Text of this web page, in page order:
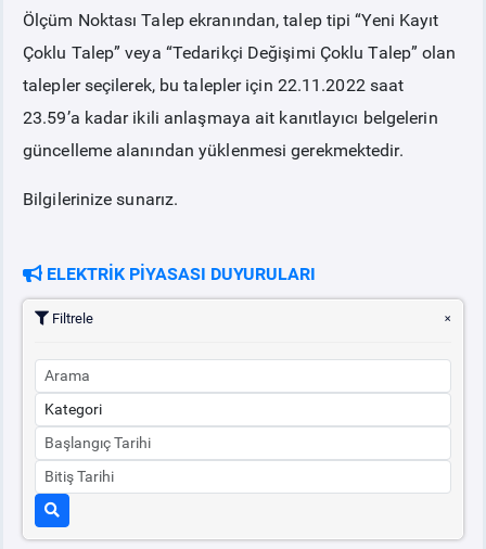
MALİ UZLAŞTIRMA
TEMİNAT
BÜLTENLER
BT HİZMET YÖNETİM SİSTEMİ POLİTİKAMIZ
Ölçüm Noktası Talep ekranından, talep tipi “Yeni Kayıt
Çoklu Talep” veya “Tedarikçi Değişimi Çoklu Talep” olan
talepler seçilerek, bu talepler için 22.11.2022 saat
23.59’a kadar ikili anlaşmaya ait kanıtlayıcı belgelerin
güncelleme alanından yüklenmesi gerekmektedir.
Bilgilerinize sunarız.
ELEKTRİK PİYASASI DUYURULARI
Filtrele